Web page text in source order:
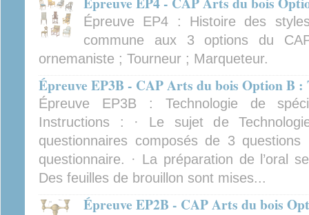
Épreuve EP4 : Histoire des
commune aux 3 options du
ornemaniste ; Tourneur ; Marqueteur.
Épreuve EP3B - CAP Arts du bois Option B
Épreuve EP3B : Technologie de
Instructions : · Le sujet de
questionnaires composés de 3
questionnaire. · La préparation de l’oral
Des feuilles de brouillon sont mises...
Épreuve EP2B - CAP Arts du bois